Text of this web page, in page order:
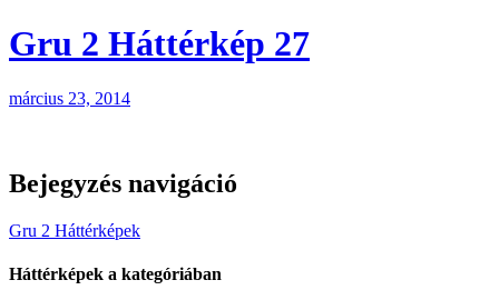
Gru 2 Háttérkép 27
március 23, 2014
Bejegyzés navigáció
Gru 2 Háttérképek
Háttérképek a kategóriában